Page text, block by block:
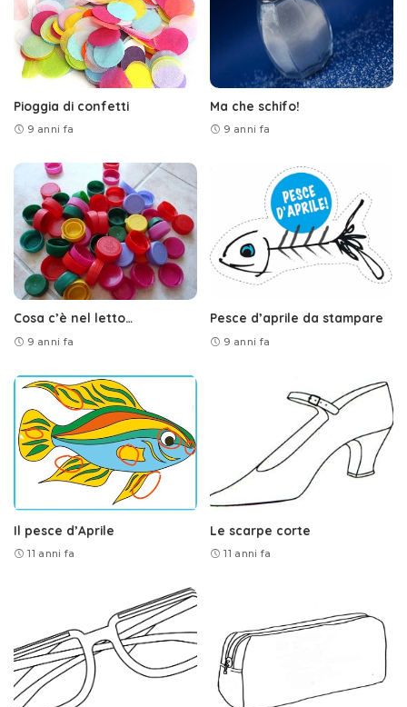
Pioggia di confetti
9 anni fa
Ma che schifo!
9 anni fa
Cosa c’è nel letto…
9 anni fa
Pesce d’aprile da stampare
9 anni fa
Il pesce d’Aprile
11 anni fa
Le scarpe corte
11 anni fa